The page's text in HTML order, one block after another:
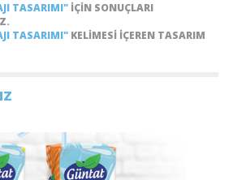
TASARIMI"IÇIN SONUÇLARI
TASARIMI"KELIMESI IÇEREN TASARIM